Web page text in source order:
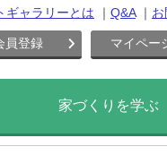
ギャラリーとは Q&A
員登録 マイペー
家づくりを学ぶ